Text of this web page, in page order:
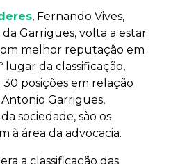
, Fernando Vives,
Garrigues, volta a estar
melhor reputação em
lugar da classificação,
posições em relação
Garrigues,
sociedade, são os
à área da advocacia.
a classificação das